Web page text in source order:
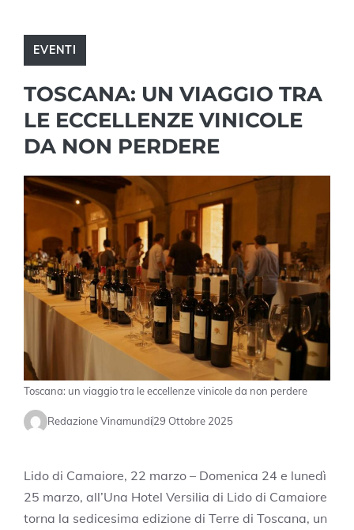
EVENTI
TOSCANA: UN VIAGGIO TRA
LE ECCELLENZE VINICOLE
DA NON PERDERE
Toscana: un viaggio tra le eccellenze vinicole da non perdere
Redazione Vinamundi29 Ottobre 2025
Lido di Camaiore, 22 marzo – Domenica 24 e lunedì
25 marzo, all’Una Hotel Versilia di Lido di Camaiore
torna la sedicesima edizione di Terre di Toscana, un